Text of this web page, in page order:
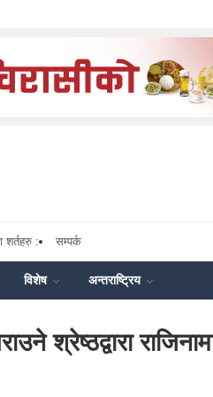
शर्तहरु : सम्पर्क
विशेष अन्तराष्ट्रिय
श्रेष्ठद्वारा